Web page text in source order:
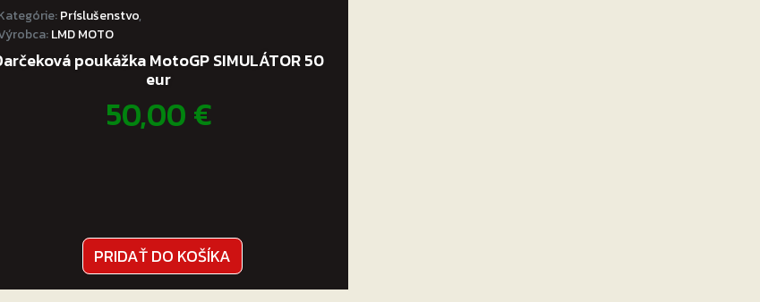
Príslušenstvo,
LMD MOTO
poukážka MotoGP SIMULÁTOR 50
eur
50,00€
PRIDAŤ DO KOŠÍKA